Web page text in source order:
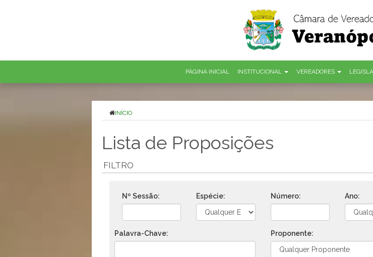
PÁGINA INICIAL INSTITUCIONAL VEREADORES
INÍCIO
Lista de Proposições
FILTRO
Nº Sessão: Espécie: Número: Ano:
Palavra-Chave: Proponente: